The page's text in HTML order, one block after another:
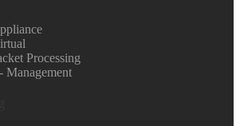
Processing
Management